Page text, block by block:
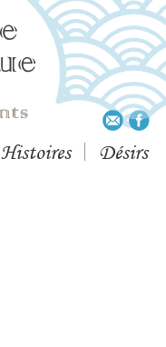
Histoires Désirs